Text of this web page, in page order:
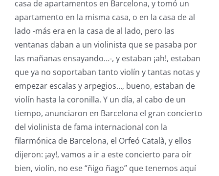
casa de apartamentos en Barcelona, y tomó un
apartamento en la misma casa, o en la casa de al
lado -más era en la casa de al lado, pero las
ventanas daban a un violinista que se pasaba por
las mañanas ensayando…-, y estaban ¡ah!, estaban
que ya no soportaban tanto violín y tantas notas y
empezar escalas y arpegios…, bueno, estaban de
violín hasta la coronilla. Y un día, al cabo de un
tiempo, anunciaron en Barcelona el gran concierto
del violinista de fama internacional con la
filarmónica de Barcelona, el Orfeó Català, y ellos
dijeron: ¡ay!, vamos a ir a este concierto para oír
bien, violín, no ese “ñigo ñago” que tenemos aquí